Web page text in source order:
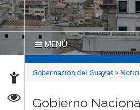
MENÚ
Gobernacion del Guayas >
Gobierno